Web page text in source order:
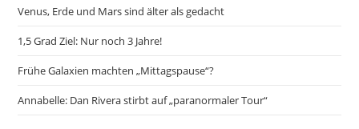
Venus, Erde und Mars sind älter als gedacht
1,5 Grad Ziel: Nur noch 3 Jahre!
Frühe Galaxien machten „Mittagspause“?
Annabelle: Dan Rivera stirbt auf „paranormaler Tour“